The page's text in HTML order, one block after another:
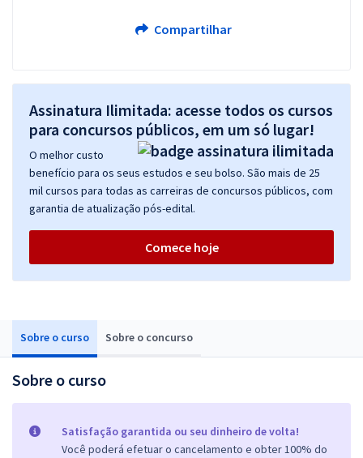
Sobre o curso Sobre o concurso
Sobre o curso
Satisfação garantida ou seu dinheiro de volta!
Você poderá efetuar o cancelamento e obter 100% do
Compartilhar
Assinatura Ilimitada: acesse todos os cursos
para concursos públicos, em um só lugar!
O melhor custo
benefício para os seus estudos e seu bolso. São mais de 25
mil cursos para todas as carreiras de concursos públicos, com
garantia de atualização pós-edital.
Comece hoje